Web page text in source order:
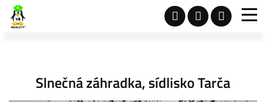
Slnečná záhradka, sídlisko Tarča